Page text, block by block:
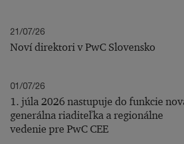
21/07/26
Noví direktori v PwC Slovensko
01/07/26
1. júla 2026 nastupuje do funkcie
generálna riaditeľka a regionálne
vedenie pre PwC CEE